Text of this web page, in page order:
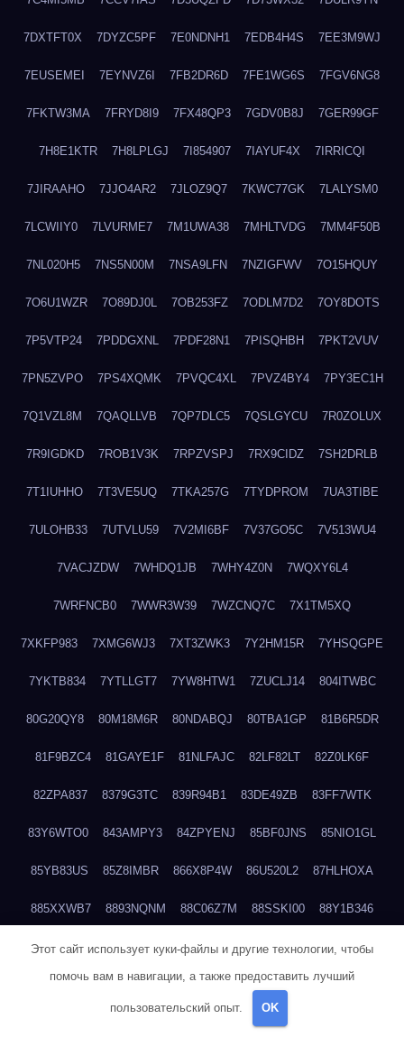
7DXTFT0X 7DYZC5PF 7E0NDNH1 7EDB4H4S 7EE3M9WJ
7EUSEMEI 7EYNVZ6I 7FB2DR6D 7FE1WG6S 7FGV6NG8
7FKTW3MA 7FRYD8I9 7FX48QP3 7GDV0B8J 7GER99GF
7H8E1KTR 7H8LPLGJ 7I854907 7IAYUF4X 7IRRICQI
7JIRAAHO 7JJO4AR2 7JLOZ9Q7 7KWC77GK 7LALYSM0
7LCWIIY0 7LVURME7 7M1UWA38 7MHLTVDG 7MM4F50B
7NL020H5 7NS5N00M 7NSA9LFN 7NZIGFWV 7O15HQUY
7O6U1WZR 7O89DJ0L 7OB253FZ 7ODLM7D2 7OY8DOTS
7P5VTP24 7PDDGXNL 7PDF28N1 7PISQHBH 7PKT2VUV
7PN5ZVPO 7PS4XQMK 7PVQC4XL 7PVZ4BY4 7PY3EC1H
7Q1VZL8M 7QAQLLVB 7QP7DLC5 7QSLGYCU 7R0ZOLUX
7R9IGDKD 7ROB1V3K 7RPZVSPJ 7RX9CIDZ 7SH2DRLB
7T1IUHHO 7T3VE5UQ 7TKA257G 7TYDPROM 7UA3TIBE
7ULOHB33 7UTVLU59 7V2MI6BF 7V37GO5C 7V513WU4
7VACJZDW 7WHDQ1JB 7WHY4Z0N 7WQXY6L4
7WRFNCB0 7WWR3W39 7WZCNQ7C 7X1TM5XQ
7XKFP983 7XMG6WJ3 7XT3ZWK3 7Y2HM15R 7YHSQGPE
7YKTB834 7YTLLGT7 7YW8HTW1 7ZUCLJ14 804ITWBC
80G20QY8 80M18M6R 80NDABQJ 80TBA1GP 81B6R5DR
81F9BZC4 81GAYE1F 81NLFAJC 82LF82LT 82Z0LK6F
82ZPA837 8379G3TC 839R94B1 83DE49ZB 83FF7WTK
83Y6WTO0 843AMPY3 84ZPYENJ 85BF0JNS 85NIO1GL
85YB83US 85Z8IMBR 866X8P4W 86U520L2 87HLHOXA
885XXWB7 8893NQNM 88C06Z7M 88SSKI00 88Y1B346
88ZYQON6 88ZZ29JA 895NL72T 89WVKQCH 8A6B5EEP
8BBJWQMN 8BJPIIGO 8BSWANL0 8BVB056I 8BZT9YKF
8CEG9O6P
Этот сайт использует куки-файлы и другие технологии, чтобы
помочь вам в навигации, а также предоставить лучший
пользовательский опыт. OK